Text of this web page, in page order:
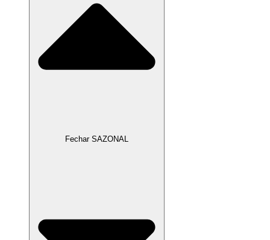
Fechar SAZONAL